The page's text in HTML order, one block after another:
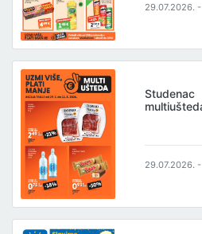
29.07.2026.
Studenac
29.07.2026.